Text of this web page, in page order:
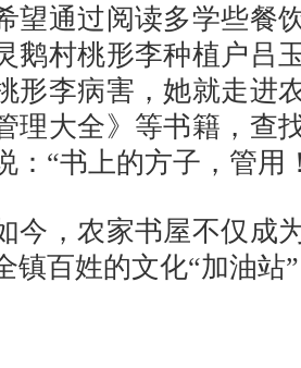
望通过阅读多学些餐
鹅村桃形李种植户吕
形李病害，她就走进
理大全》等书籍，查
：“书上的方子，管用
，农家书屋不仅成为
镇百姓的文化“加油站